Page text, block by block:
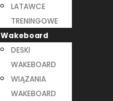
LATAWCE
TRENINGOWE
Wakeboard
DESKI
WAKEBOARD
WIĄZANIA
WAKEBOARD